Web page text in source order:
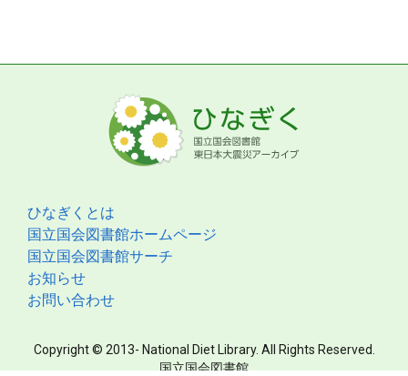
ひなぎくとは
国立国会図書館ホームページ
国立国会図書館サーチ
お知らせ
お問い合わせ
Copyright © 2013- National Diet Library. All Rights Reserved.